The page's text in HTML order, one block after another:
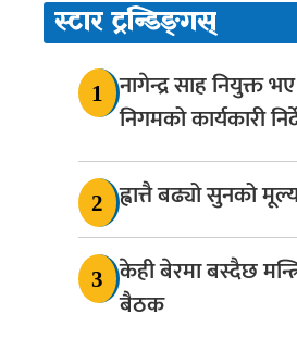
स्टार ट्रन्डिङ्गस्
1
नागेन्द्र साह नियुक्त
निगमको कार्यकारी
2 ह्वात्तै बढ्यो सुनको
3
केही बेरमा बस्दैछ
बैठक